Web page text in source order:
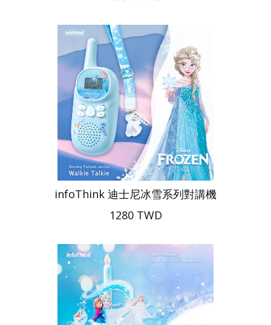
infoThink 迪士尼冰雪系列對講機
1280 TWD